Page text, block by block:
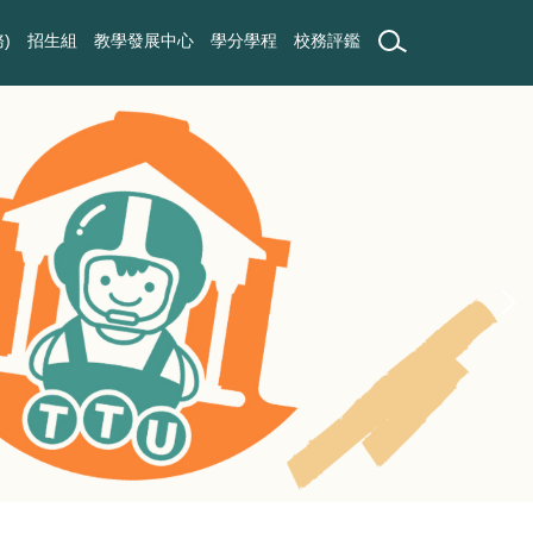
) 招生組 教學發展中心 學分學程 校務評鑑